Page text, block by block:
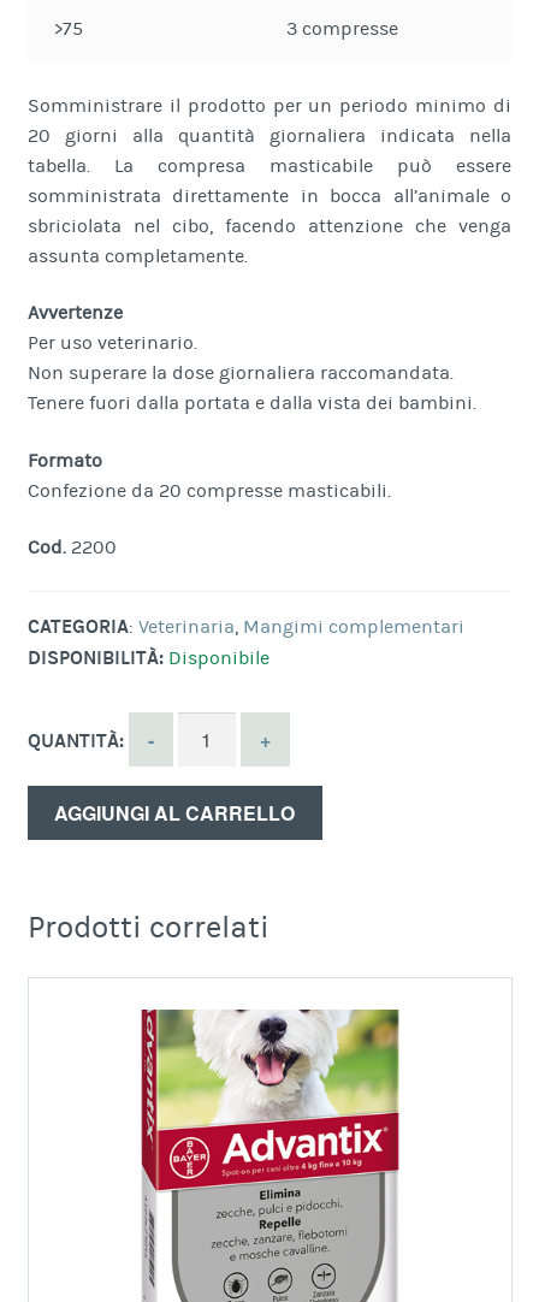
>75 3 compresse
Somministrare il prodotto per un periodo minimo di
20 giorni alla quantità giornaliera indicata nella
tabella. La compresa masticabile può essere
somministrata direttamente in bocca all’animale o
sbriciolata nel cibo, facendo attenzione che venga
assunta completamente.
Avvertenze
Per uso veterinario.
Non superare la dose giornaliera raccomandata.
Tenere fuori dalla portata e dalla vista dei bambini.
Formato
Confezione da 20 compresse masticabili.
Cod.2200
CATEGORIA: Veterinaria, Mangimi complementari
DISPONIBILITÀ: Disponibile
QUANTITÀ:
AGGIUNGI AL CARRELLO
Prodotti correlati